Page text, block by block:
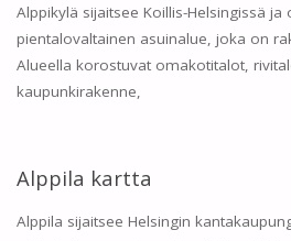
Alppikylä sijaitsee Koillis-Helsingissä ja
pientalovaltainen asuinalue, joka on
Alueella korostuvat omakotitalot,
kaupunkirakenne,
Alppila kartta
Alppila sijaitsee Helsingin